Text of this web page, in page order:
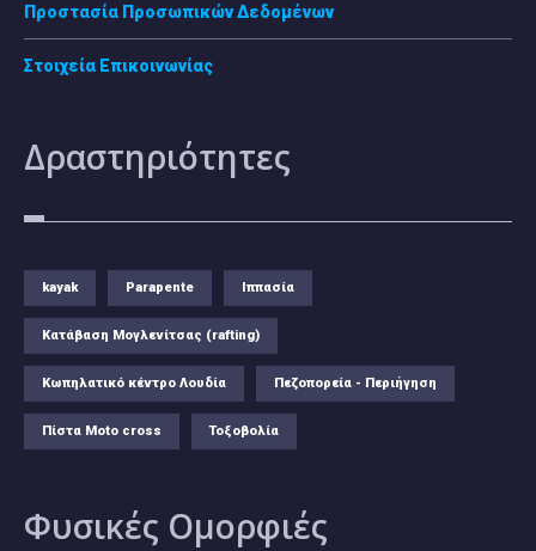
Προστασία Προσωπικών Δεδομένων
Στοιχεία Επικοινωνίας
Δραστηριότητες
kayak Parapente Ιππασία
Κατάβαση Μογλενίτσας (rafting)
Κωπηλατικό κέντρο Λουδία Πεζοπορεία - Περιήγηση
Πίστα Moto cross Τοξοβολία
Φυσικές Ομορφιές